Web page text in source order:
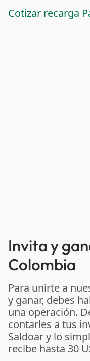
Cotizar recarga
Invita y
Colombia
Para unirte a
y ganar, debes
una operación.
contarles a tus
Saldoar y lo
recibe hasta 30